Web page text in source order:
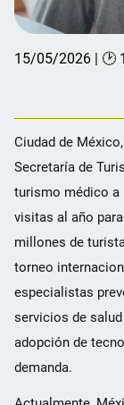
15/05/2026 | 🕑
Ciudad de
Secretaría de
turismo médico a
visitas al año
millones de
torneo
especialistas
servicios de
adopción de
demanda.